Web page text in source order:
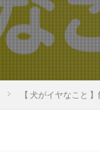
【 犬がイヤなこと